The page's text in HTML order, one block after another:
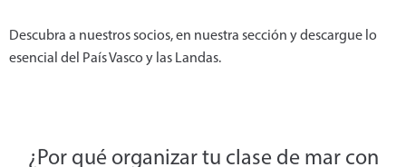
Descubra a nuestros socios, en nuestra sección y descargue lo
esencial del País Vasco y las Landas.
¿Por qué organizar tu clase de mar con